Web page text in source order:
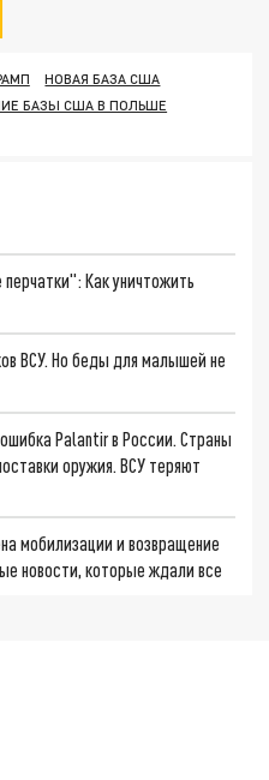
НОВАЯ БАЗА США
БАЗЫ США В ПОЛЬШЕ
Как уничтожить
ВСУ. Но беды для малышей не
Palantir в России. Страны
оружия. ВСУ теряют
мобилизации и возвращение
новости, которые ждали все